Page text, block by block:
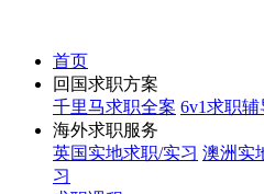
首页
回国求职方案
千里马求职全案 6v1求职辅
海外求职服务
英国实地求职/实习 澳洲实
习